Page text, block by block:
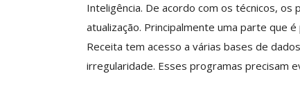
Inteligência. De acordo com os técnicos,
atualização. Principalmente uma parte que
Receita tem acesso a várias bases de
irregularidade. Esses programas precisam
Clube De
Reúne Dezenas
Idiomas Com